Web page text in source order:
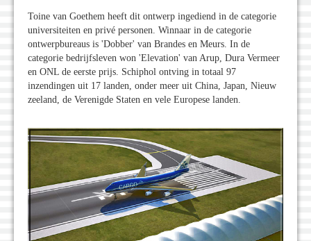
Toine van Goethem heeft dit ontwerp ingediend in de categorie
universiteiten en privé personen. Winnaar in de categorie
ontwerpbureaus is 'Dobber' van Brandes en Meurs. In de
categorie bedrijfsleven won 'Elevation' van Arup, Dura Vermeer
en ONL de eerste prijs. Schiphol ontving in totaal 97
inzendingen uit 17 landen, onder meer uit China, Japan, Nieuw
zeeland, de Verenigde Staten en vele Europese landen.